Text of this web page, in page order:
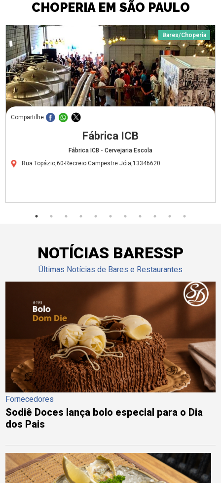
CHOPERIA EM SÃO PAULO
Bares/Choperia
Compartilhe
Fábrica ICB
Fábrica ICB - Cervejaria Escola
Rua Topázio,60-Recreio Campestre Jóia,13346620
NOTÍCIAS BARESSP
Últimas Notícias de Bares e Restaurantes
Fornecedores
Sodiê Doces lança bolo especial para o Dia
dos Pais